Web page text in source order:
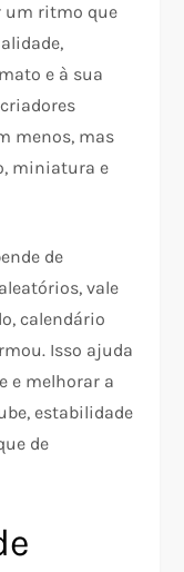
um ritmo que
e à sua
menos, mas
miniatura e
de
vale
calendário
Isso ajuda
e melhorar a
estabilidade
de